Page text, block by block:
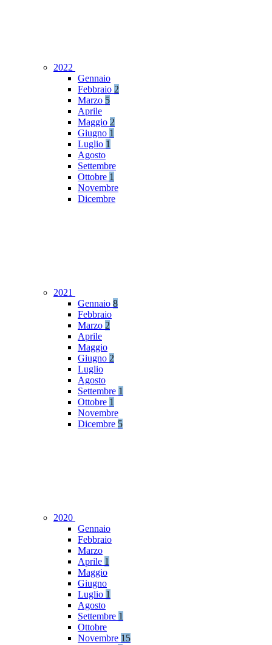
2022
Gennaio
Febbraio 2
Marzo 5
Aprile
Maggio 2
Giugno 1
Luglio 1
Agosto
Settembre
Ottobre 1
Novembre
Dicembre
2021
Gennaio 8
Febbraio
Marzo 2
Aprile
Maggio
Giugno 2
Luglio
Agosto
Settembre 1
Ottobre 1
Novembre
Dicembre 5
2020
Gennaio
Febbraio
Marzo
Aprile 1
Maggio
Giugno
Luglio 1
Agosto
Settembre 1
Ottobre
Novembre 15